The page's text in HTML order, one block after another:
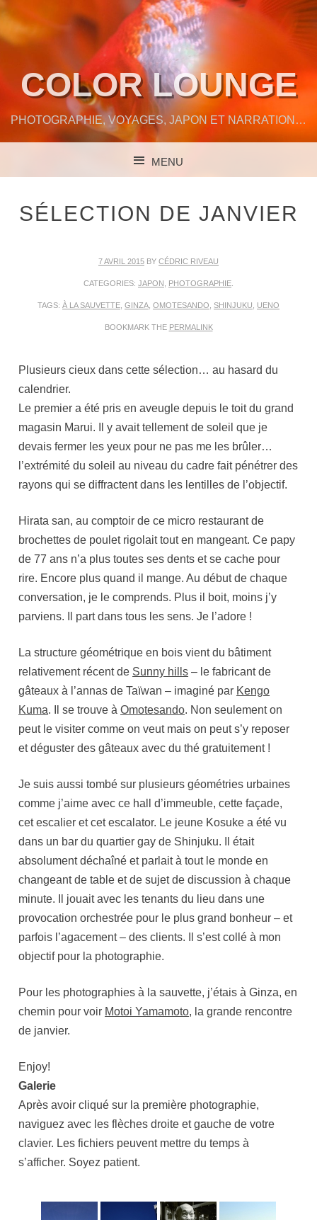
COLOR LOUNGE
PHOTOGRAPHIE, VOYAGES, JAPON ET NARRATION…
MENU
SÉLECTION DE JANVIER
7 AVRIL 2015 BY CÉDRIC RIVEAU
CATEGORIES: JAPON PHOTOGRAPHIE
TAGS: À LA SAUVETTE GINZA OMOTESANDO SHINJUKU UENO
BOOKMARK THE PERMALINK
Plusieurs cieux dans cette sélection… au hasard du
calendrier.
Le premier a été pris en aveugle depuis le toit du grand
magasin Marui. Il y avait tellement de soleil que je
devais fermer les yeux pour ne pas me les brûler…
l’extrémité du soleil au niveau du cadre fait pénétrer des
rayons qui se diffractent dans les lentilles de l’objectif.
Hirata san, au comptoir de ce micro restaurant de
brochettes de poulet rigolait tout en mangeant. Ce papy
de 77 ans n’a plus toutes ses dents et se cache pour
rire. Encore plus quand il mange. Au début de chaque
conversation, je le comprends. Plus il boit, moins j’y
parviens. Il part dans tous les sens. Je l’adore !
La structure géométrique en bois vient du bâtiment
relativement récent de Sunny hills – le fabricant de
gâteaux à l’annas de Taïwan – imaginé par Kengo
Kuma. Il se trouve àOmotesando. Non seulement on
peut le visiter comme on veut mais on peut s’y reposer
et déguster des gâteaux avec du thé gratuitement !
Je suis aussi tombé sur plusieurs géométries urbaines
comme j’aime avec ce hall d’immeuble, cette façade,
cet escalier et cet escalator. Le jeune Kosuke a été vu
dans un bar du quartier gay de Shinjuku. Il était
absolument déchaîné et parlait à tout le monde en
changeant de table et de sujet de discussion à chaque
minute. Il jouait avec les tenants du lieu dans une
provocation orchestrée pour le plus grand bonheur – et
parfois l’agacement – des clients. Il s’est collé à mon
objectif pour la photographie.
Pour les photographies à la sauvette, j’étais à Ginza, en
chemin pour voir Motoi Yamamoto, la grande rencontre
de janvier.
Enjoy!
Galerie
Après avoir cliqué sur la première photographie,
naviguez avec les flèches droite et gauche de votre
clavier. Les fichiers peuvent mettre du temps à
s’afficher. Soyez patient.